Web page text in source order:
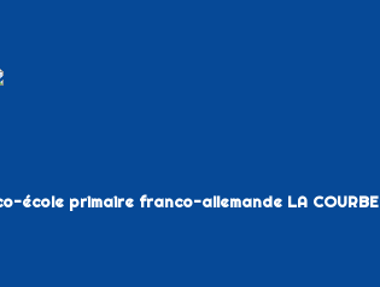
école primaire franco-allemande LA COURBE